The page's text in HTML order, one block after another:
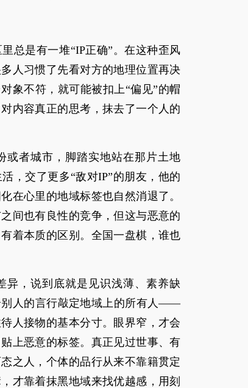
总是有一堆“IP正确”。在这种歪风
人习惯了先看对方的地理位置再决
象不符，就可能被扣上“偏见”的帽
内容真正的思考，抹去了一个人的
或者城市，脚踏实地站在那片土地
，交了更多“敌对IP”的朋友，他的
在心里的地域标签也自然消退了。
间也有良性的竞争，但这与恶意的
着本质的区别。全国一盘棋，谁也
异，说到底就是见识浅薄、素养缺
别人的言行敲定地域上的所有人——
人接物的基本分寸。眼界窄，才会
上恶意的标签。真正见过世事、有
之人，个体的品行从来不靠籍贯定
才靠着抹黑地域来找优越感，用刻